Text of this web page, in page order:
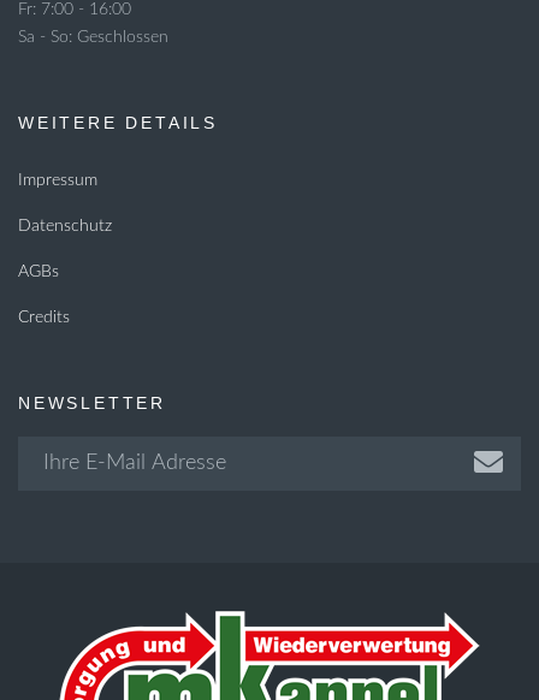
Fr: 7:00 - 16:00
Sa - So: Geschlossen
WEITERE DETAILS
Impressum
Datenschutz
AGBs
Credits
NEWSLETTER